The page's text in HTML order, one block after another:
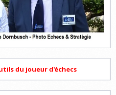
du joueur d'échecs